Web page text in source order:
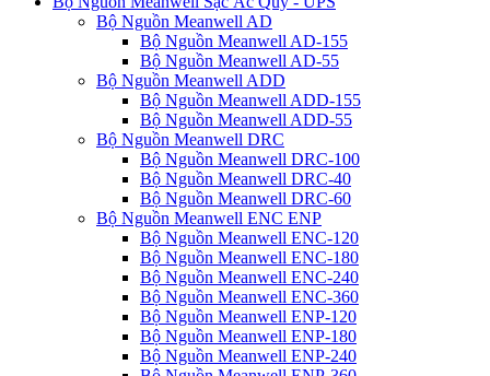
Bộ Nguồn Meanwell AD
Bộ Nguồn Meanwell AD-155
Bộ Nguồn Meanwell AD-55
Bộ Nguồn Meanwell ADD
Bộ Nguồn Meanwell ADD-155
Bộ Nguồn Meanwell ADD-55
Bộ Nguồn Meanwell DRC
Bộ Nguồn Meanwell DRC-100
Bộ Nguồn Meanwell DRC-40
Bộ Nguồn Meanwell DRC-60
Bộ Nguồn Meanwell ENC ENP
Bộ Nguồn Meanwell ENC-120
Bộ Nguồn Meanwell ENC-180
Bộ Nguồn Meanwell ENC-240
Bộ Nguồn Meanwell ENC-360
Bộ Nguồn Meanwell ENP-120
Bộ Nguồn Meanwell ENP-180
Bộ Nguồn Meanwell ENP-240